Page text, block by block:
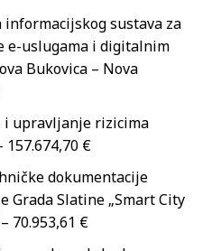
sustava za
uslugama i digitalnim
Bukovica – Nova
i upravljanje rizicima
€
dokumentacije
Slatine „Smart City
70.953,61 €